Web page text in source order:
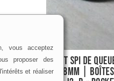
Joint spi de
Ø49,8mm |
vous acceptez
proposer des
et réaliser